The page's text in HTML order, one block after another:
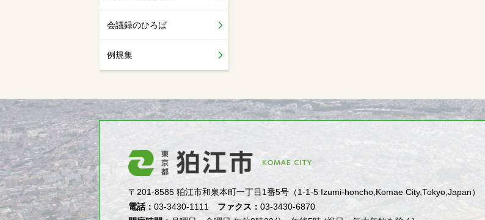
会議録のひろば
例規集
〒201-8585 狛江市和泉本町一丁目1番5号（1-1-5 Izumi-honcho,Komae City,Tokyo,Japan）
電話：03-3430-1111 ファクス：03-3430-6870